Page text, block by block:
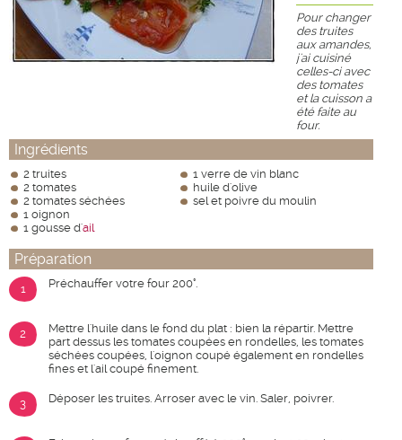
Pour changer
des truites
aux amandes,
j'ai cuisiné
celles-ci avec
des tomates
et la cuisson a
été faite au
four.
Ingrédients
2 truites
2 tomates
2 tomates séchées
1 oignon
1 gousse d'ail
1 verre de vin blanc
huile d'olive
sel et poivre du moulin
Préparation
1 Préchauffer votre four 200°.
2
Mettre l'huile dans le fond du plat : bien la répartir. Mettre
part dessus les tomates coupées en rondelles, les tomates
séchées coupées, l'oignon coupé également en rondelles
fines et l'ail coupé finement.
3 Déposer les truites. Arroser avec le vin. Saler, poivrer.